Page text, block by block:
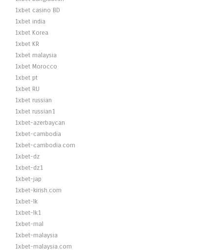
1xbet casino BD
1xbet india
1xbet Korea
1xbet KR
1xbet malaysia
1xbet Morocco
1xbet pt
1xbet RU
1xbet russian
1xbet russian1
1xbet-azerbaycan
1xbet-cambodia
1xbet-cambodia.com
1xbet-dz
1xbet-dz1
1xbet-jap
1xbet-kirish.com
1xbet-lk
1xbet-lk1
1xbet-mal
1xbet-malaysia
1xbet-malaysia.com